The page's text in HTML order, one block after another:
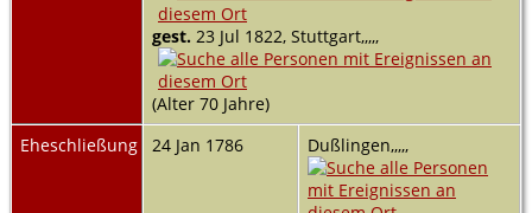
gest. 23 Jul 1822, Stuttgart,,,,,
(Alter 70 Jahre)
Eheschließung
24 Jan 1786 Dußlingen,,,,,